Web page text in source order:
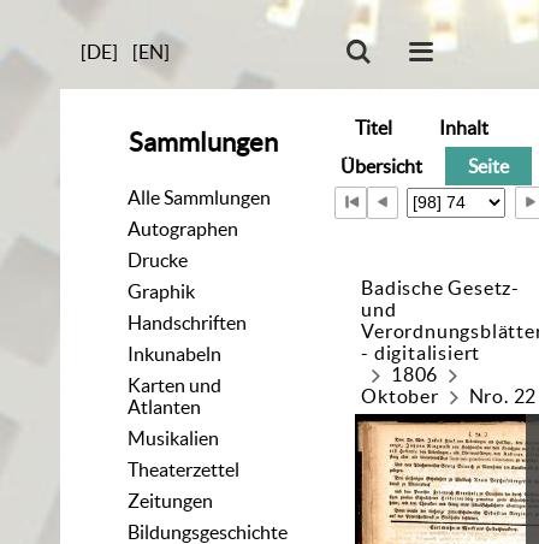
[DE] [EN]
Sammlungen
Alle Sammlungen
Autographen
Drucke
Graphik
Handschriften
Inkunabeln
Karten und
Atlanten
Musikalien
Theaterzettel
Zeitungen
Bildungsgeschichte
Titel
Inhalt
Übersicht
Seite
Badische Gesetz-
und
- digitalisiert
1806
Oktober
Nro. 22